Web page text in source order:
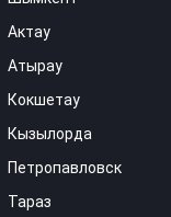
Актау
Атырау
Кокшетау
Кызылорда
Петропавловск
Тараз